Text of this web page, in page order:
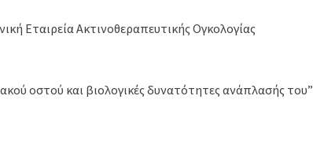
Εταιρεία Ακτινοθεραπευτικής Ογκολογίας
οστού και βιολογικές δυνατότητες ανάπλασής του”